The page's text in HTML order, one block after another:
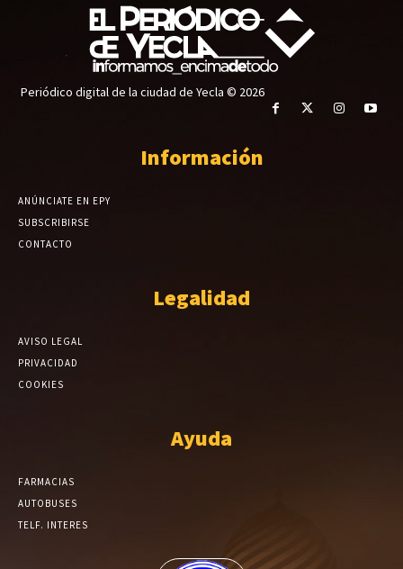
Periódico digital de la ciudad de Yecla © 2026
Información
ANÚNCIATE EN EPY
SUBSCRIBIRSE
CONTACTO
Legalidad
AVISO LEGAL
PRIVACIDAD
COOKIES
Ayuda
FARMACIAS
AUTOBUSES
TELF. INTERES